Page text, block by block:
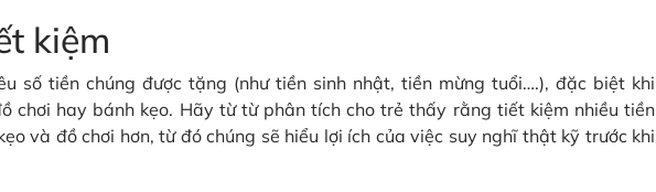
kiệm
số tiền chúng được tặng (như tiền sinh nhật, tiền mừng tuổi….), đặc biệt khi
chơi hay bánh kẹo. Hãy từ từ phân tích cho trẻ thấy rằng tiết kiệm nhiều tiền
và đồ chơi hơn, từ đó chúng sẽ hiểu lợi ích của việc suy nghĩ thật kỹ trước khi